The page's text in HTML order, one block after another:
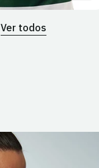
Ver todos